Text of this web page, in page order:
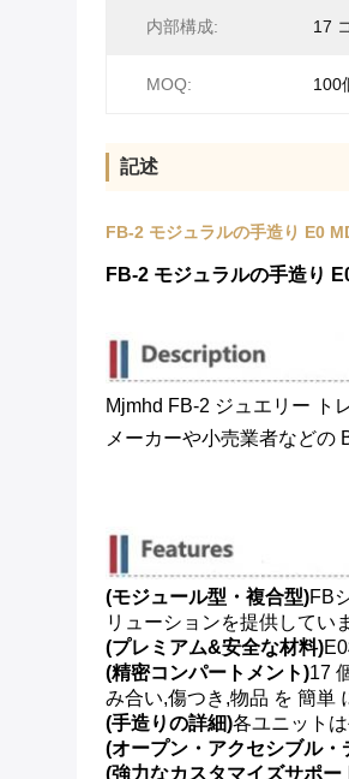
内部構成: 17
MOQ: 100
記述
FB-2 モジュラルの手造り E0
FB-2 モジュラルの手造り
Mjmhd FB-2 ジュエリー ト
メーカーや小売業者などの
(モジュール型・複合型)FB
リューションを提供してい
(プレミアム&安全な材料)
(精密コンパートメント)17
み合い,傷つき,物品 を 簡単
(手造りの詳細)各ユニット
(オープン・アクセシブル・
(強力なカスタマイズサポー